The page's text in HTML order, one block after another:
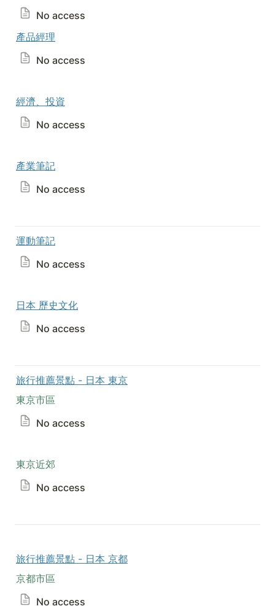
No access
產品經理
No access
經濟、投資
No access
產業筆記
No access
運動筆記
No access
日本 歷史文化
No access
旅行推薦景點 - 日本 東京
東京市區
No access
東京近郊
No access
旅行推薦景點 - 日本 京都
京都市區
No access